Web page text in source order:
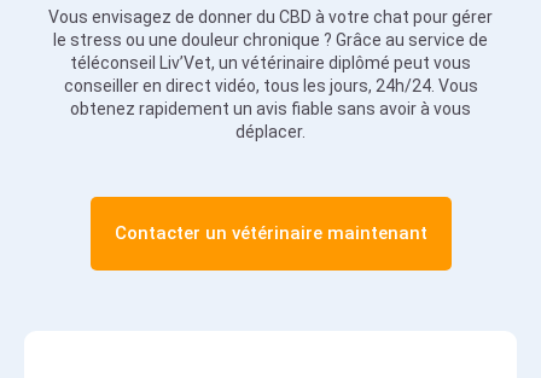
Vous envisagez de donner du CBD à votre chat pour gérer
le stress ou une douleur chronique ? Grâce au service de
téléconseil Liv’Vet, un vétérinaire diplômé peut vous
conseiller en direct vidéo, tous les jours, 24h/24. Vous
obtenez rapidement un avis fiable sans avoir à vous
déplacer.
Contacter un vétérinaire maintenant